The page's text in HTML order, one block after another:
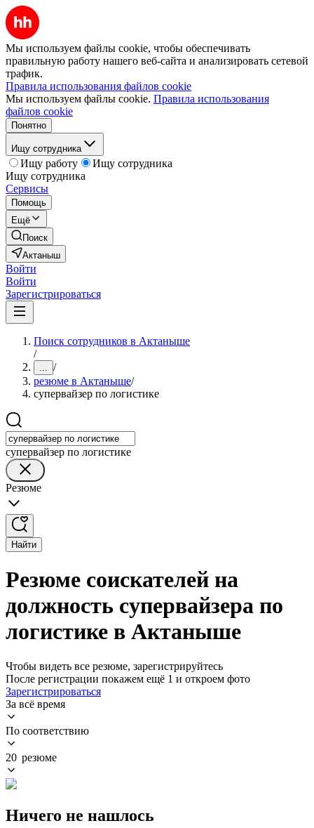
Мы используем файлы cookie, чтобы обеспечивать
правильную работу нашего веб-сайта и анализировать сетевой
трафик.
Правила использования файлов cookie
Мы используем файлы cookie. Правила использования
файлов cookie
Понятно
Ищу сотрудника
Ищу работу
Ищу сотрудника
Ищу сотрудника
Сервисы
Помощь
Ещё
Поиск
Актаныш
Войти
Войти
Зарегистрироваться
Поиск сотрудников в Актаныше
/
... /
резюме в Актаныше/
супервайзер по логистике
супервайзер по логистике
Резюме
Найти
Резюме соискателей на
должность супервайзера по
логистике в Актаныше
Чтобы видеть все резюме, зарегистрируйтесь
После регистрации покажем ещё 1 и откроем фото
Зарегистрироваться
За всё время
По соответствию
20 резюме
Ничего не нашлось